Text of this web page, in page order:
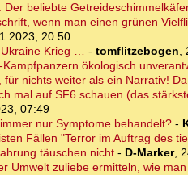
beliebte
wenn man einen grünen
20:50
Krieg … - tomflitzebogen,
ökologisch
nichts weiter als ein Narrativ!
mal auf SF6 schauen (das
07:49
nur Symptome behandelt?-
Fällen "Terror im Auftrag des
täuschen nicht- D-Marker,
Umwelt zuliebe ermitteln, wie